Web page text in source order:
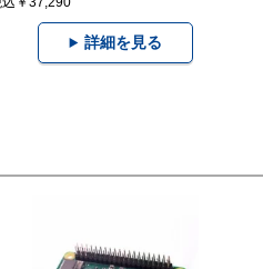
詳細を見る